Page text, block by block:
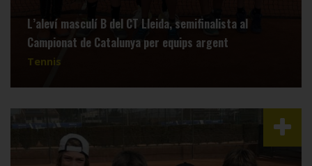
L’aleví masculí B del CT Lleida, semifinalista al
Campionat de Catalunya per equips argent
Tennis